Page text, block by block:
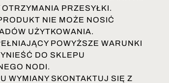
OTRZYMANIA PRZESYŁKI.
NIE MOŻE NOSIĆ
UŻYTKOWANIA.
POWYŻSZE WARUNKI
DO SKLEPU
NODI.
WYMIANY SKONTAKTUJ SIĘ Z